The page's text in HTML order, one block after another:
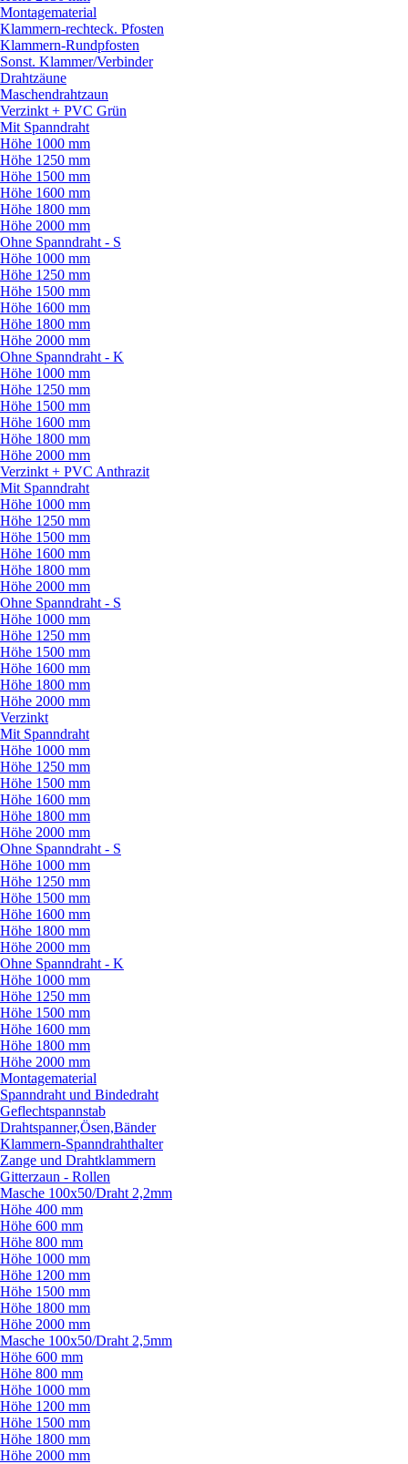
Montagematerial
Klammern-rechteck. Pfosten
Klammern-Rundpfosten
Sonst. Klammer/Verbinder
Drahtzäune
Maschendrahtzaun
Verzinkt + PVC Grün
Mit Spanndraht
Höhe 1000 mm
Höhe 1250 mm
Höhe 1500 mm
Höhe 1600 mm
Höhe 1800 mm
Höhe 2000 mm
Ohne Spanndraht - S
Höhe 1000 mm
Höhe 1250 mm
Höhe 1500 mm
Höhe 1600 mm
Höhe 1800 mm
Höhe 2000 mm
Ohne Spanndraht - K
Höhe 1000 mm
Höhe 1250 mm
Höhe 1500 mm
Höhe 1600 mm
Höhe 1800 mm
Höhe 2000 mm
Verzinkt + PVC Anthrazit
Mit Spanndraht
Höhe 1000 mm
Höhe 1250 mm
Höhe 1500 mm
Höhe 1600 mm
Höhe 1800 mm
Höhe 2000 mm
Ohne Spanndraht - S
Höhe 1000 mm
Höhe 1250 mm
Höhe 1500 mm
Höhe 1600 mm
Höhe 1800 mm
Höhe 2000 mm
Verzinkt
Mit Spanndraht
Höhe 1000 mm
Höhe 1250 mm
Höhe 1500 mm
Höhe 1600 mm
Höhe 1800 mm
Höhe 2000 mm
Ohne Spanndraht - S
Höhe 1000 mm
Höhe 1250 mm
Höhe 1500 mm
Höhe 1600 mm
Höhe 1800 mm
Höhe 2000 mm
Ohne Spanndraht - K
Höhe 1000 mm
Höhe 1250 mm
Höhe 1500 mm
Höhe 1600 mm
Höhe 1800 mm
Höhe 2000 mm
Montagematerial
Spanndraht und Bindedraht
Geflechtspannstab
Drahtspanner,Ösen,Bänder
Klammern-Spanndrahthalter
Zange und Drahtklammern
Gitterzaun - Rollen
Masche 100x50/Draht 2,2mm
Höhe 400 mm
Höhe 600 mm
Höhe 800 mm
Höhe 1000 mm
Höhe 1200 mm
Höhe 1500 mm
Höhe 1800 mm
Höhe 2000 mm
Masche 100x50/Draht 2,5mm
Höhe 600 mm
Höhe 800 mm
Höhe 1000 mm
Höhe 1200 mm
Höhe 1500 mm
Höhe 1800 mm
Höhe 2000 mm